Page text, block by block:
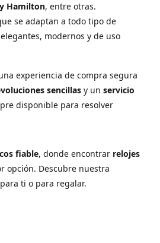
Hamilton, entre otras.
se adaptan a todo tipo de
modernos y de uso
experiencia de compra segura
sencillas y un servicio
disponible para resolver
fiable, donde encontrar relojes
opción. Descubre nuestra
ti o para regalar.